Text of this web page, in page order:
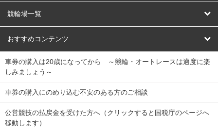
オートレース
競輪くじ
Dokanto!
チャリロトプラザ
レース予想
レース結果
キャリーオーバー一覧
競輪場一覧
北日本 函館競輪場
関
東
弥彦競輪場 前橋競輪場 取手競輪場 宇都宮競輪場
関
東
小田原競輪場
おすすめコンテンツ
競輪選手情報
Perfecta Navi
netkeirin
車券の購入は20歳になってから ～競輪・オートレースは適度に楽
しみましょう～
車券の購入にのめり込む不安のある方のご相談
公営競技の払戻金を受けた方へ（クリックすると国税庁のページへ
移動します）